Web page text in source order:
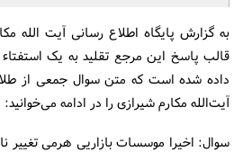
به گزارش پایگاه اطلاع رسانی آیت الله
قالب پاسخ این مرجع تقلید به یک
داده شده است که متن سوال جمعی از
آیت‌الله مکارم شیرازی را در ادامه می‌خوانید:
سوال: اخیرا موسسات بازاریی هرمی تغییر